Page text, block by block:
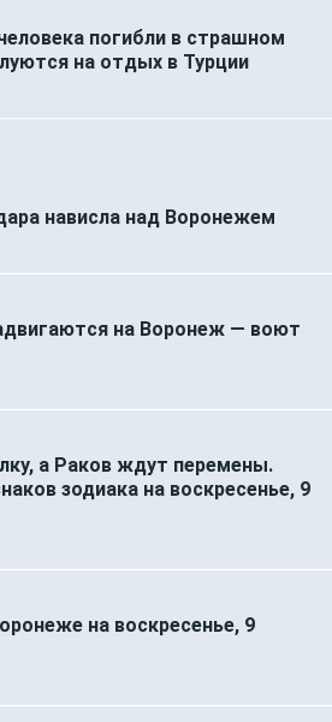
погибли в страшном
на отдых в Турции
нависла над Воронежем
на Воронеж — воют
а Раков ждут перемены.
зодиака на воскресенье, 9
на воскресенье, 9